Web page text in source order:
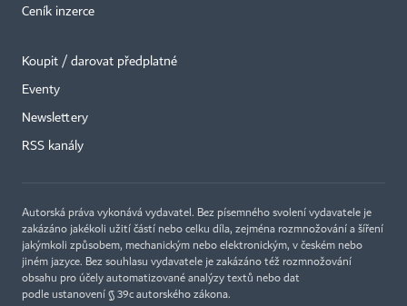
Ceník inzerce
Koupit / darovat předplatné
Eventy
Newslettery
RSS kanály
Autorská práva vykonává vydavatel. Bez písemného svolení vydavatele je
zakázáno jakékoli užití částí nebo celku díla, zejména rozmnožování a šíření
jakýmkoli způsobem, mechanickým nebo elektronickým, v českém nebo
jiném jazyce. Bez souhlasu vydavatele je zakázáno též rozmnožování
obsahu pro účely automatizované analýzy textů nebo dat
podle ustanovení § 39c autorského zákona.